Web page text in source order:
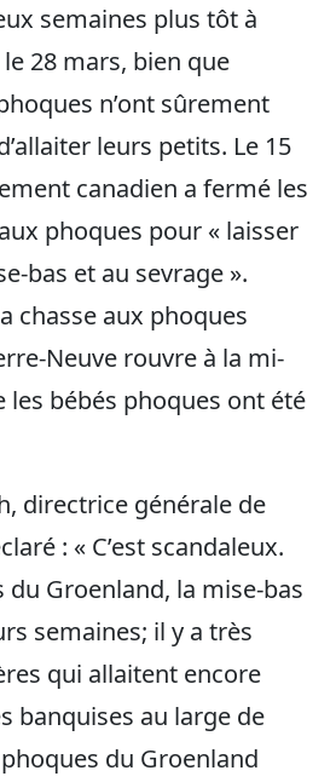
semaines plus tôt à
28 mars, bien que
n’ont sûrement
leurs petits. Le 15
canadien a fermé les
phoques pour « laisser
bas et au sevrage ».
chasse aux phoques
Neuve rouvre à la mi-
les bébés phoques ont été
directrice générale de
: « C’est scandaleux.
du Groenland, la mise-bas
semaines; il y a très
qui allaitent encore
banquises au large de
du Groenland